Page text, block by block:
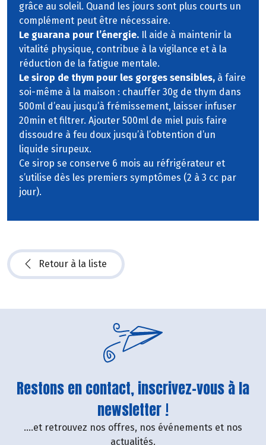
grâce au soleil. Quand les jours sont plus courts un
complément peut être nécessaire.
Le guarana pour l’énergie. Il aide à maintenir la
vitalité physique, contribue à la vigilance et à la
réduction de la fatigue mentale.
Le sirop de thym pour les gorges sensibles, à faire
soi-même à la maison : chauffer 30g de thym dans
500ml d’eau jusqu’à frémissement, laisser infuser
20min et filtrer. Ajouter 500ml de miel puis faire
dissoudre à feu doux jusqu’à l’obtention d’un
liquide sirupeux.
Ce sirop se conserve 6 mois au réfrigérateur et
s’utilise dès les premiers symptômes (2 à 3 cc par
jour).
Retour à la liste
Restons en contact, inscrivez-vous à la
newsletter !
....et retrouvez nos offres, nos événements et nos
actualités.